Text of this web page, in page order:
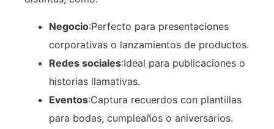
Negocio:Perfecto para presentaciones
corporativas o lanzamientos de productos.
Redes sociales:Ideal para publicaciones o
historias llamativas.
Eventos:Captura recuerdos con plantillas
para bodas, cumpleaños o aniversarios.